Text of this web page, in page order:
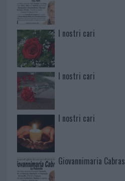
I nostri cari
I nostri cari
I nostri cari
Giovannimaria Cabras